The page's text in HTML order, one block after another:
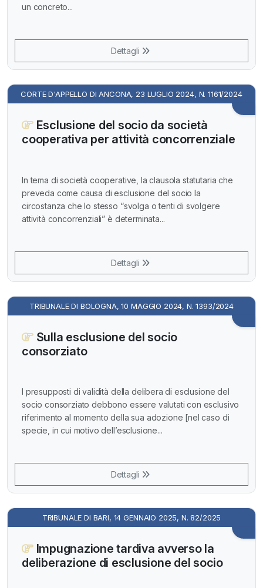
un concreto...
Dettagli
CORTE D'APPELLO DI ANCONA, 23 LUGLIO 2024, N. 1161/2024
Esclusione del socio da società
cooperativa per attività concorrenziale
In tema di società cooperative, la clausola statutaria che
preveda come causa di esclusione del socio la
circostanza che lo stesso “svolga o tenti di svolgere
attività concorrenziali” è determinata...
Dettagli
TRIBUNALE DI BOLOGNA, 10 MAGGIO 2024, N. 1393/2024
Sulla esclusione del socio
consorziato
I presupposti di validità della delibera di esclusione del
socio consorziato debbono essere valutati con esclusivo
riferimento al momento della sua adozione [nel caso di
specie, in cui motivo dell’esclusione...
Dettagli
TRIBUNALE DI BARI, 14 GENNAIO 2025, N. 82/2025
Impugnazione tardiva avverso la
deliberazione di esclusione del socio